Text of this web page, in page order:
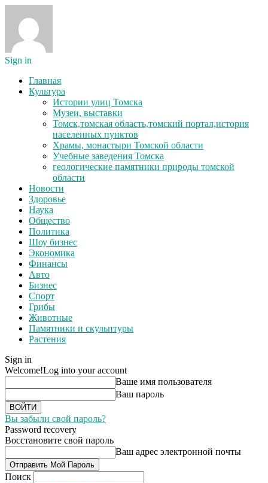
Sign in
Главная
Культура
Истории улиц Томска
Музеи, выставки
Томск,томская область,томский портал,история
населенных пунктов
Храмы, монастыри Томской области
Учебные заведения Томска
геологические памятники природы томской
области
Новости
Здоровье
Наука
Общество
Политика
Шоу бизнес
Экономика
Финансы
Авто
Бизнес
Спорт
Грибы
Животные
Памятники и скульптуры
Растения
Sign in
Welcome!Log into your account
Ваше имя пользователя
Ваш пароль
Вы забыли свой пароль?
Password recovery
Восстановите свой пароль
Ваш адрес электронной почты
Поиск